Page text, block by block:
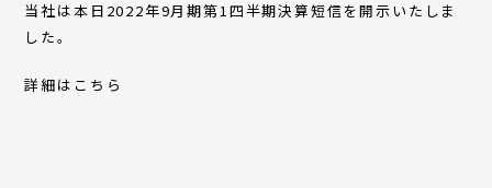
当社は本日2022年9月期第1四半期決算短信を開示いたしま
した。
詳細はこちら